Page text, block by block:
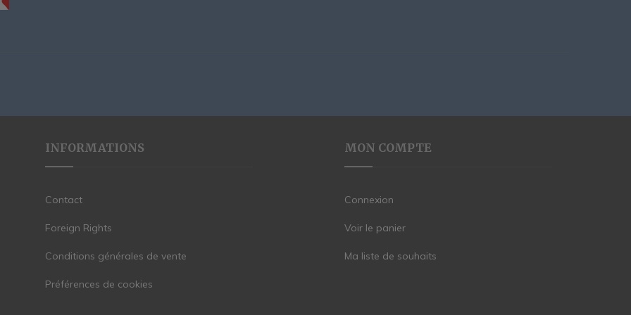
INFORMATIONS
Contact
Foreign Rights
Conditions générales de vente
Préférences de cookies
MON COMPTE
Connexion
Voir le panier
Ma liste de souhaits